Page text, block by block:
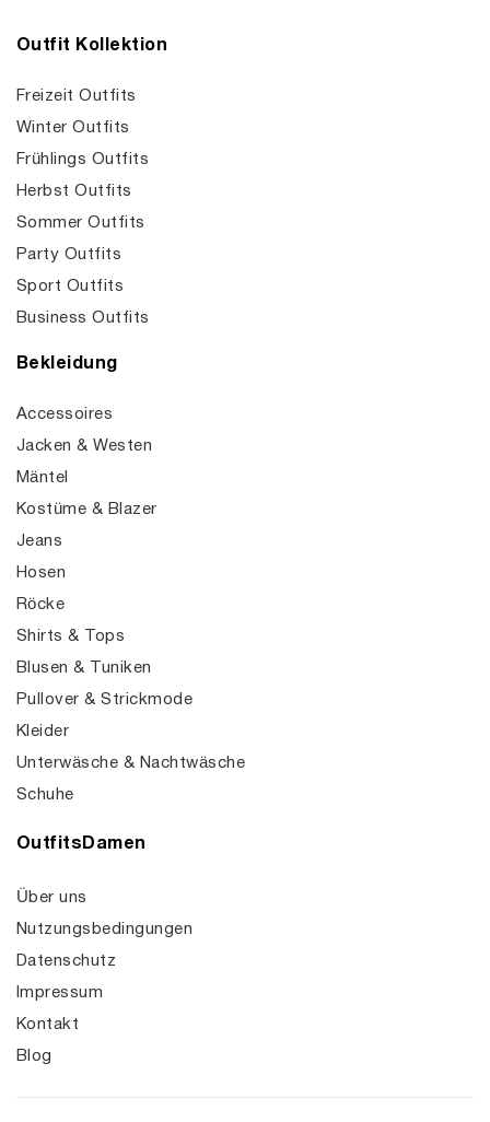
Outfit Kollektion
Freizeit Outfits
Winter Outfits
Frühlings Outfits
Herbst Outfits
Sommer Outfits
Party Outfits
Sport Outfits
Business Outfits
Bekleidung
Accessoires
Jacken & Westen
Mäntel
Kostüme & Blazer
Jeans
Hosen
Röcke
Shirts & Tops
Blusen & Tuniken
Pullover & Strickmode
Kleider
Unterwäsche & Nachtwäsche
Schuhe
OutfitsDamen
Über uns
Nutzungsbedingungen
Datenschutz
Impressum
Kontakt
Blog